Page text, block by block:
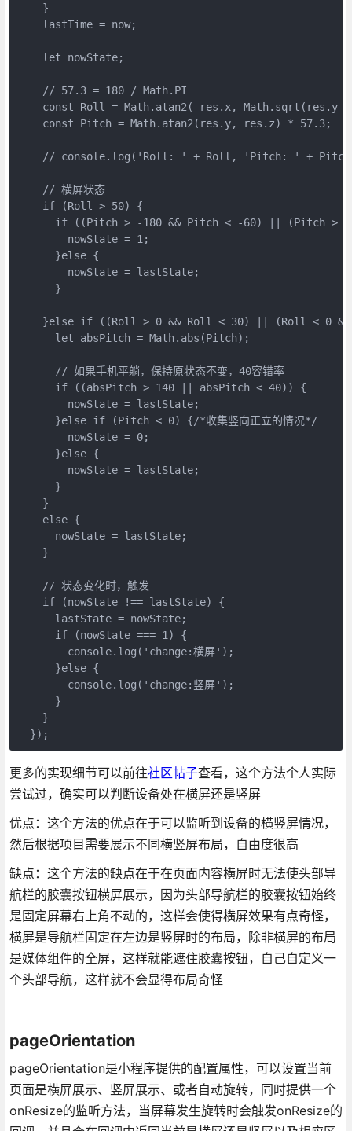
    }
    lastTime = now;
    let nowState;
    // 57.3 = 180 / Math.PI
const Roll = Math.atan2(-res.x, Math.sqrt(res.y
    const Pitch = Math.atan2(res.y, res.z) * 57.3;
// console.log('Roll: ' + Roll, 'Pitch: ' +
    // 横屏状态
    if (Roll > 50) {
if ((Pitch > -180 && Pitch < -60) || (Pitch >
        nowState = 1;
      }else {
        nowState = lastState;
      }
}else if ((Roll > 0 && Roll < 30) || (Roll < 0
      let absPitch = Math.abs(Pitch);
      // 如果手机平躺，保持原状态不变，40容错率
      if ((absPitch > 140 || absPitch < 40)) {
        nowState = lastState;
      }else if (Pitch < 0) {/*收集竖向正立的情况*/
        nowState = 0;
      }else {
        nowState = lastState;
      }
    }
    else {
      nowState = lastState;
    }
    // 状态变化时，触发
    if (nowState !== lastState) {
      lastState = nowState;
      if (nowState === 1) {
        console.log('change:横屏');
      }else {
        console.log('change:竖屏');
      }
    }
  });
更多的实现细节可以前往社区帖子查看，这个方法个人实际
尝试过，确实可以判断设备处在横屏还是竖屏
优点：这个方法的优点在于可以监听到设备的横竖屏情况，
然后根据项目需要展示不同横竖屏布局，自由度很高
缺点：这个方法的缺点在于在页面内容横屏时无法使头部导
航栏的胶囊按钮横屏展示，因为头部导航栏的胶囊按钮始终
是固定屏幕右上角不动的，这样会使得横屏效果有点奇怪，
横屏是导航栏固定在左边是竖屏时的布局，除非横屏的布局
是媒体组件的全屏，这样就能遮住胶囊按钮，自己自定义一
个头部导航，这样就不会显得布局奇怪
pageOrientation
pageOrientation是小程序提供的配置属性，可以设置当前
页面是横屏展示、竖屏展示、或者自动旋转，同时提供一个
onResize的监听方法，当屏幕发生旋转时会触发onResize的